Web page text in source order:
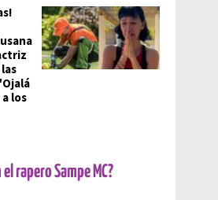
los
rapero Sampe MC?